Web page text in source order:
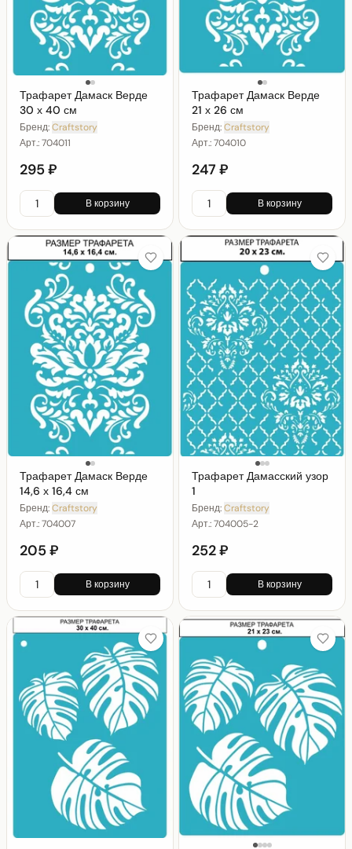
Трафарет Дамаск Верде
30 х 40 см
Бренд:Craftstory
Арт.:704011
295 ₽
В корзину
Трафарет Дамаск Верде
21 х 26 см
Бренд:Craftstory
Арт.:704010
247 ₽
В корзину
Трафарет Дамаск Верде
14,6 х 16,4 см
Бренд:Craftstory
Арт.:704007
205 ₽
В корзину
Трафарет Дамасский узор
1
Бренд:Craftstory
Арт.:704005-2
252 ₽
В корзину